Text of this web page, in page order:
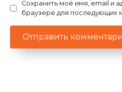
Сохранить моё имя, email и
браузере для последующих